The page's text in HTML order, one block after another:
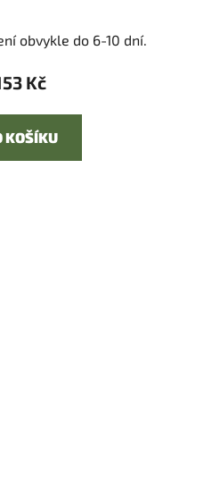
obvykle do 6-10 dní.
Kč
KOŠÍKU